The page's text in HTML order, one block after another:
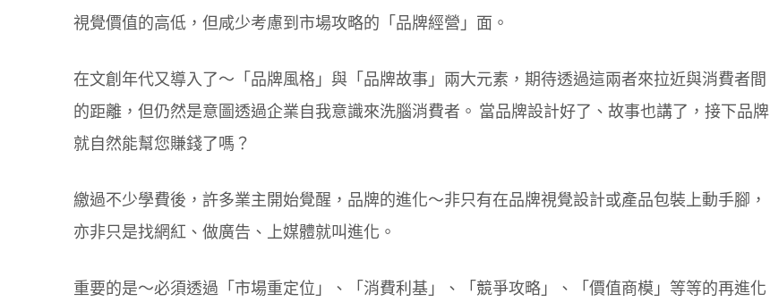
視覺價值的高低，但咸少考慮到市場攻略的「品牌經營」面。
在文創年代又導入了～「品牌風格」與「品牌故事」兩大元素，期待透過這兩者來拉近與消費者間
的距離，但仍然是意圖透過企業自我意識來洗腦消費者。 當品牌設計好了、故事也講了，接下品牌
就自然能幫您賺錢了嗎？
繳過不少學費後，許多業主開始覺醒，品牌的進化～非只有在品牌視覺設計或產品包裝上動手腳，
亦非只是找網紅、做廣告、上媒體就叫進化。
重要的是～必須透過「市場重定位」、「消費利基」、「競爭攻略」、「價值商模」等等的再進化